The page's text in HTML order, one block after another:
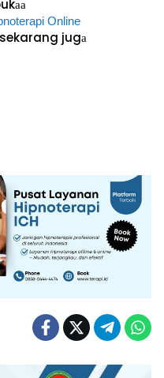
Online
sekarang jugа